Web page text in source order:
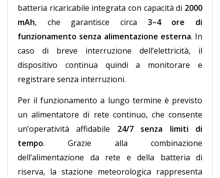
batteria ricaricabile integrata con capacità di 2000
mAh, che garantisce circa 3–4 ore di
funzionamento senza alimentazione esterna. In
caso di breve interruzione dell’elettricità, il
dispositivo continua quindi a monitorare e
registrare senza interruzioni.
Per il funzionamento a lungo termine è previsto
un alimentatore di rete continuo, che consente
un’operatività affidabile 24/7 senza limiti di
tempo. Grazie alla combinazione
dell’alimentazione da rete e della batteria di
riserva, la stazione meteorologica rappresenta